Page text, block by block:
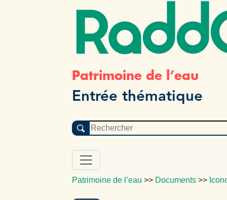
Patrimoine de l’eau
Entrée thématique
Patrimoine de l’eau >> Documents >>